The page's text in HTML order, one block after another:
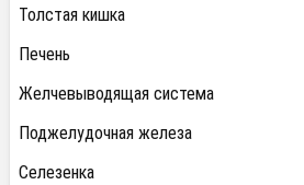
Толстая кишка
Печень
Желчевыводящая система
Поджелудочная железа
Селезенка